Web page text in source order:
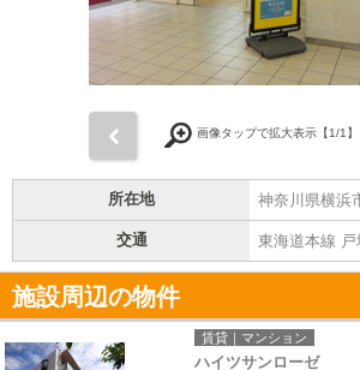
画像タップで拡大表示【1/1】
所在地 神奈川県横浜
交通 東海道本線 戸
施設周辺の物件
賃貸｜マンション
ハイツサンローゼ